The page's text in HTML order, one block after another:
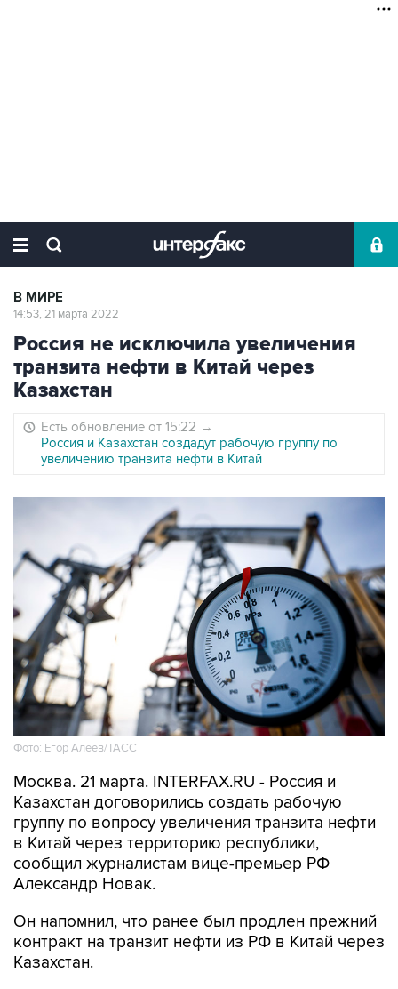
В МИРЕ
14:53, 21 марта 2022
Россия не исключила увеличения
транзита нефти в Китай через
Казахстан
Есть обновление от 15:22 →
Россия и Казахстан создадут рабочую группу по
увеличению транзита нефти в Китай
Фото: Егор Алеев/ТАСС
Москва. 21 марта. INTERFAX.RU - Россия и
Казахстан договорились создать рабочую
группу по вопросу увеличения транзита нефти
в Китай через территорию республики,
сообщил журналистам вице-премьер РФ
Александр Новак.
Он напомнил, что ранее был продлен прежний
контракт на транзит нефти из РФ в Китай через
Казахстан.